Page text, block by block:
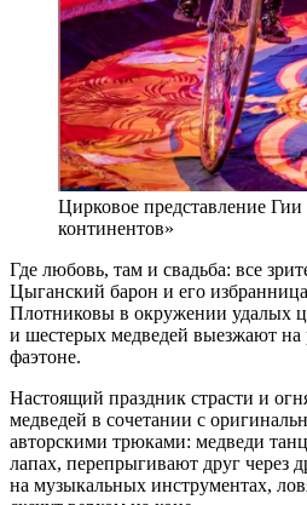
Цирковое представление
континентов»
Где любовь, там и свадьба: все
Цыганский барон и его
Плотниковы в окружении удалых
и шестерых медведей выезжают
фаэтоне.
Настоящий праздник страсти и
медведей в сочетании с
авторскими трюками: медведи
лапах, перепрыгивают друг через
на музыкальных инструментах,